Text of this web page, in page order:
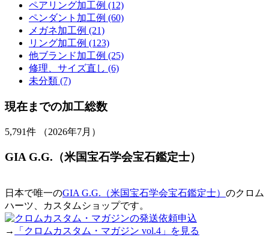
ペアリング加工例 (12)
ペンダント加工例 (60)
メガネ加工例 (21)
リング加工例 (123)
他ブランド加工例 (25)
修理、サイズ直し (6)
未分類 (7)
現在までの加工総数
5,791件 （2026年7月）
GIA G.G.（米国宝石学会宝石鑑定士）
日本で唯一のGIA G.G.（米国宝石学会宝石鑑定士） のクロム
ハーツ、カスタムショップです。
→ 「クロムカスタム・マガジン vol.4」を見る